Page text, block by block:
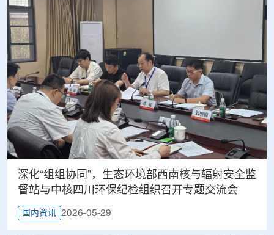
深化“组组协同”，生态环境部西南核与辐射安全监
督站与中核四川环保纪检组织召开专题交流会
国内资讯 2026-05-29